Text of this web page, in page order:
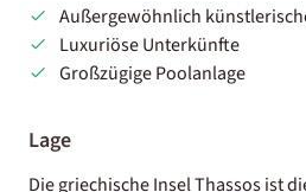
Außergewöhnlich
Luxuriöse Unterkünfte
Großzügige Poolanlage
Lage
Die griechische Insel Thassos ist